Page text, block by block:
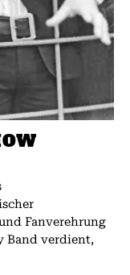
Fanverehrung
Band verdient,